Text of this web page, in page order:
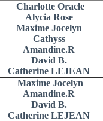
Charlotte Oracle
Alycia Rose
Maxime Jocelyn
Cathyss
Amandine.R
David B.
Catherine LEJEAN
Maxime Jocelyn
Amandine.R
David B.
Catherine LEJEAN